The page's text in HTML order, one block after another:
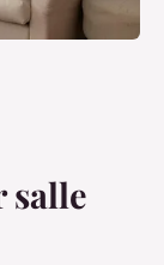
salle